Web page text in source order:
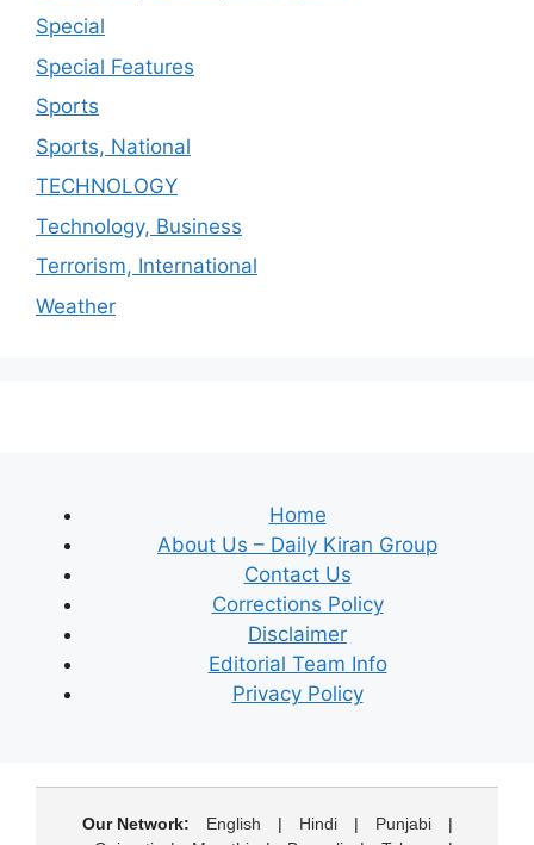
Special
Special Features
Sports
Sports, National
TECHNOLOGY
Technology, Business
Terrorism, International
Weather
Home
About Us – Daily Kiran Group
Contact Us
Corrections Policy
Disclaimer
Editorial Team Info
Privacy Policy
Our Network: English | Hindi | Punjabi
|